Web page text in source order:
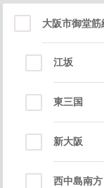
大阪市御堂筋
江坂
東三国
新大阪
西中島南方